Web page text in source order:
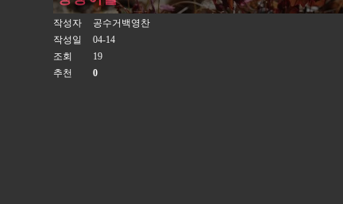
작성자
공수거백영찬
작성일
04-14
조회
19
추천
0